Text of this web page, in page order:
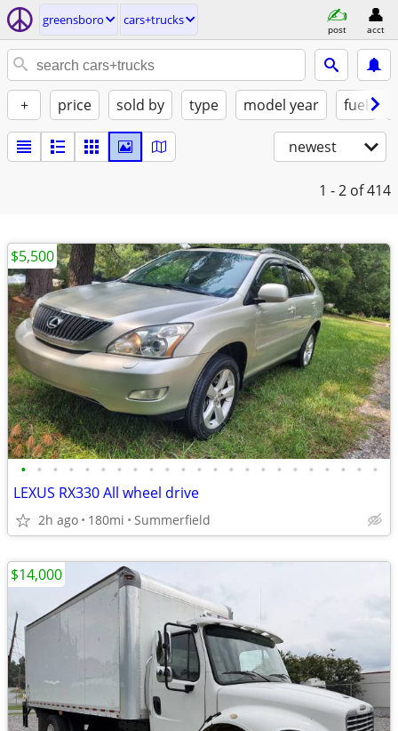
greensboro cars+trucks
post acct
+ price sold by type model year fuel
newest
1 - 2 of 414
• • • • • • • • • • • • • • • • • • • • • • •
LEXUS RX330 All wheel drive
2h ago 180mi Summerfield
$5,500
$14,000